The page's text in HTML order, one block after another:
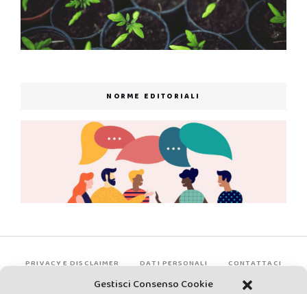
Gestisci Consenso Cookie
NORME EDITORIALI
PRIVACY E DISCLAIMER DATI PERSONALI CONTATTACI